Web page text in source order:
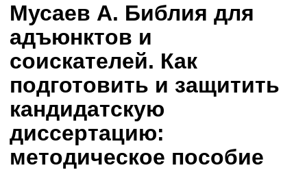
Мусаев А. Библия для
адъюнктов и
соискателей. Как
подготовить и защитить
кандидатскую
диссертацию:
методическое пособие